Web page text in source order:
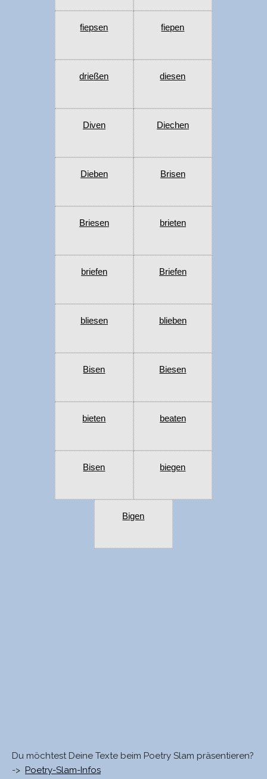
fiepsen fiepen
drießen diesen
Diven Diechen
Dieben Brisen
Briesen brieten
briefen Briefen
bliesen blieben
Bisen Biesen
bieten beaten
Bisen biegen
Bigen
Du möchtest Deine Texte beim Poetry Slam präsentieren?
-> Poetry-Slam-Infos